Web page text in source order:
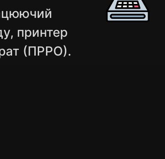
принтер
(ПРРО).